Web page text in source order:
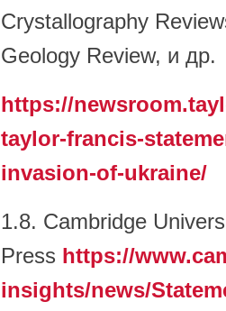
Crystallography
Geology Review, и др.
https://
taylor-francis-
invasion-of-ukraine/
1.8. Cambridge
Press https://
insights/news/